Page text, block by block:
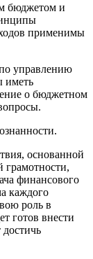
бюджетом и
применимы
управлению
иметь
о бюджетном
основанной
финансового
каждого
роль в
готов внести